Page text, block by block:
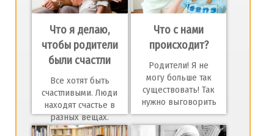
Что я делаю,
чтобы родители
были счастли
Все хотят быть
счастливыми. Люди
находят счастье в
разных вещах.
Иногд
Что с нами
происходит?
Родители! Я не
могу больше так
существовать! Так
нужно выговорить